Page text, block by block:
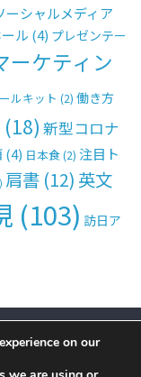
ーシャルメディア
ル (4) プレゼンテー
ーケティン
ルキット (2) 働き方
(18) 新型コロナ
(4) 日本食(2) 注目ト
肩書 (12) 英文
(103) 訪日ア
クト Privacy Policy
on our